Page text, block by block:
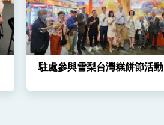
駐處參與雪梨台灣糕餅節活動